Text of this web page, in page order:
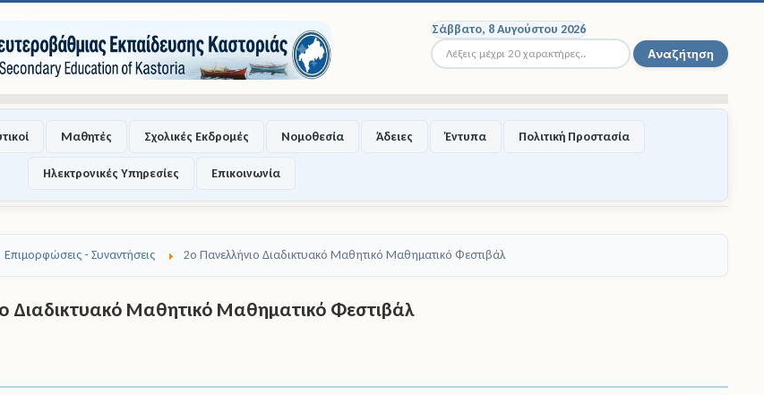
Σάββατο, 8 Αυγούστου 2026
Αναζήτηση... Αναζήτηση
Μαθητές Σχολικές Εκδρομές Νομοθεσία Άδειες Έντυπα Πολιτική Προστασία
Ηλεκτρονικές Υπηρεσίες Επικοινωνία
Επιμορφώσεις - Συναντήσεις 2o Πανελλήνιο Διαδικτυακό Μαθητικό Μαθηματικό Φεστιβάλ
Διαδικτυακό Μαθητικό Μαθηματικό Φεστιβάλ